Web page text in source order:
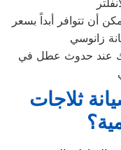
أن تتوافر أبداً بسعر
زانوسي
عند حدوث عطل في
ثلاجات